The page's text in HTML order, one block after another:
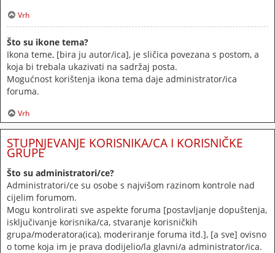
Vrh
Što su ikone tema?
Ikona teme, [bira ju autor/ica], je sličica povezana s postom, a
koja bi trebala ukazivati na sadržaj posta.
Mogućnost korištenja ikona tema daje administrator/ica
foruma.
Vrh
STUPNJEVANJE KORISNIKA/CA I KORISNIČKE
GRUPE
Što su administratori/ce?
Administratori/ce su osobe s najvišom razinom kontrole nad
cijelim forumom.
Mogu kontrolirati sve aspekte foruma [postavljanje dopuštenja,
isključivanje korisnika/ca, stvaranje korisničkih
grupa/moderatora(ica), moderiranje foruma itd.], [a sve] ovisno
o tome koja im je prava dodijelio/la glavni/a administrator/ica.